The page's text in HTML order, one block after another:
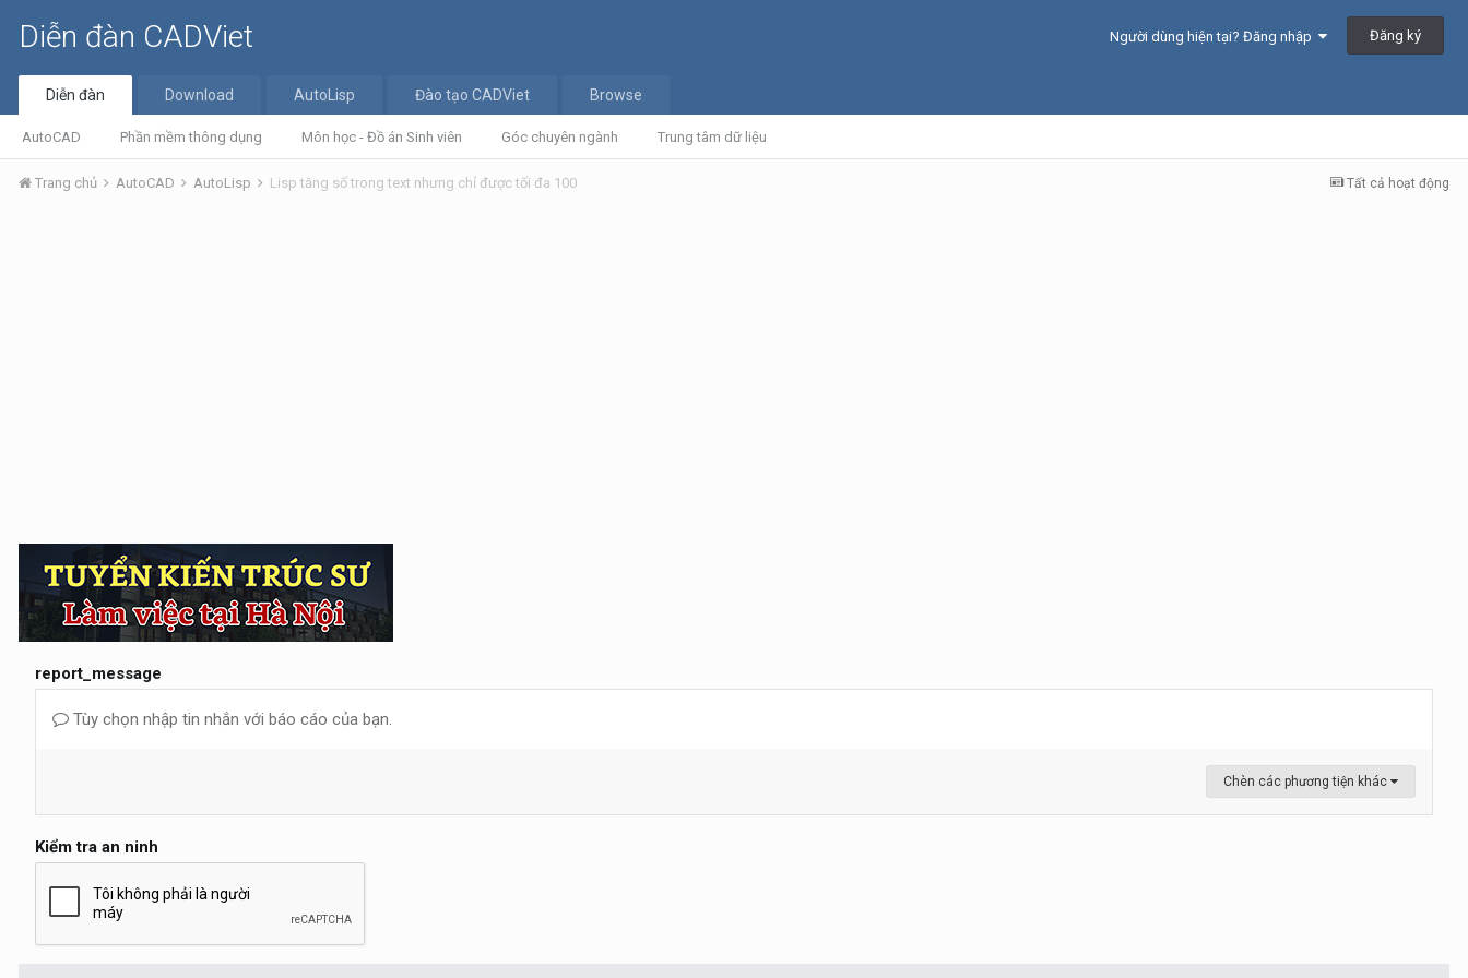
Diễn đàn CADViet Người dùng hiện tại? Đăng nhập Đăng ký
Diễn đàn
AutoCAD Phần mềm thông dụng Môn học - Đồ án Sinh viên Góc chuyên ngành Trung tâm dữ liệu
Download AutoLisp Đào tạo CADViet Browse
Tất cả hoạt động
Trang chủ AutoCAD AutoLisp Lisp tăng số trong text nhưng chỉ được tối đa 100
report_message
Tùy chọn nhập tin nhắn với báo cáo của bạn.
Chèn các phương tiện khác
Kiểm tra an ninh